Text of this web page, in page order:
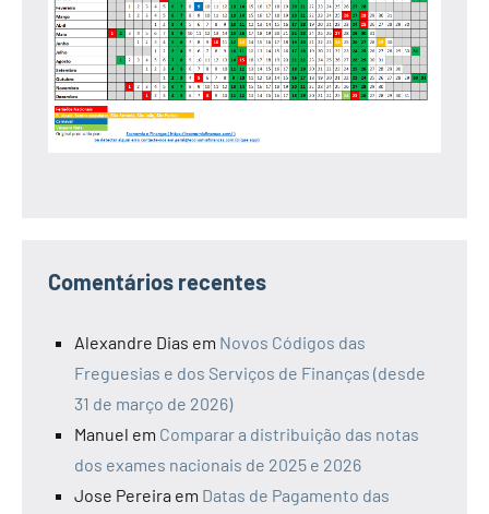
Comentários recentes
Alexandre Dias em Novos Códigos das
Freguesias e dos Serviços de Finanças (desde
31 de março de 2026)
Manuel em Comparar a distribuição das notas
dos exames nacionais de 2025 e 2026
Jose Pereira em Datas de Pagamento das